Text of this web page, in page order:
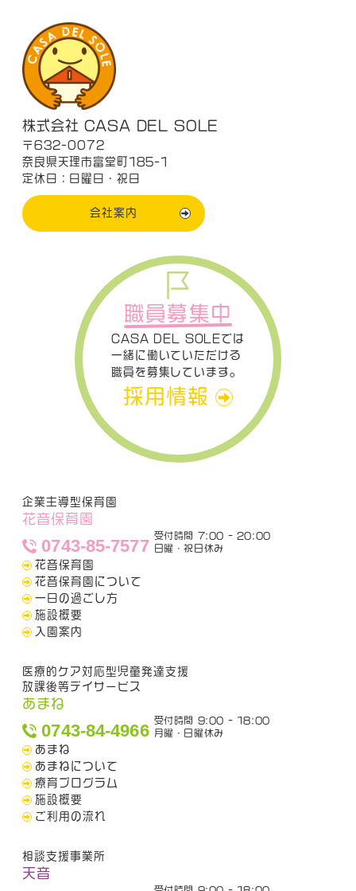
株式会社 CASA DEL SOLE
〒632-0072
奈良県天理市富堂町185-1
定休日：日曜日・祝日
会社案内
職員募集中
CASA DEL SOLEでは
一緒に働いていただける
職員を募集しています。
採用情報
企業主導型保育園
花音保育園
0743-85-7577
受付時間 7:00 - 20:00
日曜・祝日休み
花音保育園
花音保育園について
一日の過ごし方
施設概要
入園案内
医療的ケア対応型児童発達支援
放課後等デイサービス
あまね
0743-84-4966
受付時間 9:00 - 18:00
月曜・日曜休み
あまね
あまねについて
療育プログラム
施設概要
ご利用の流れ
相談支援事業所
天音